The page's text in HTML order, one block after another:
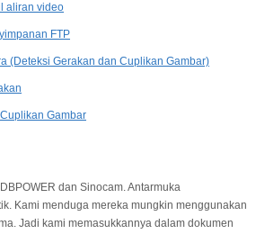
aliran video
FTP
(Deteksi Gerakan dan Cuplikan Gambar)
Gambar
dan Sinocam. Antarmuka
Kami menduga mereka mungkin menggunakan
Jadi kami memasukkannya dalam dokumen